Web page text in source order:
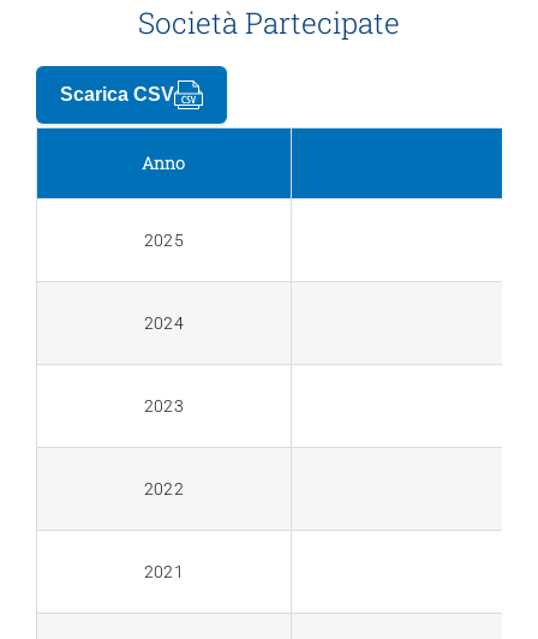
Società Partecipate
Scarica CSV
Anno
2025
2024
2023
2022
2021